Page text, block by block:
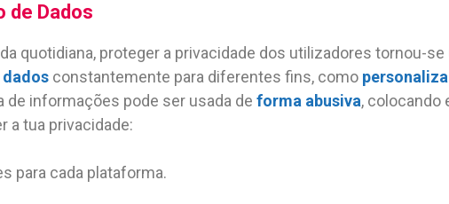
de Dados
quotidiana, proteger a privacidade dos utilizadores tornou-
dados constantemente para diferentes fins, como
de informações pode ser usada de forma abusiva, colocando
a tua privacidade:
para cada plataforma.